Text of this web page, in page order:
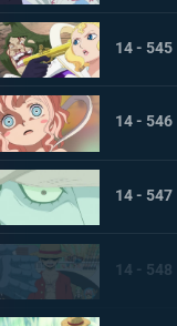
14 - 545
14 - 546
14 - 547
14 - 548